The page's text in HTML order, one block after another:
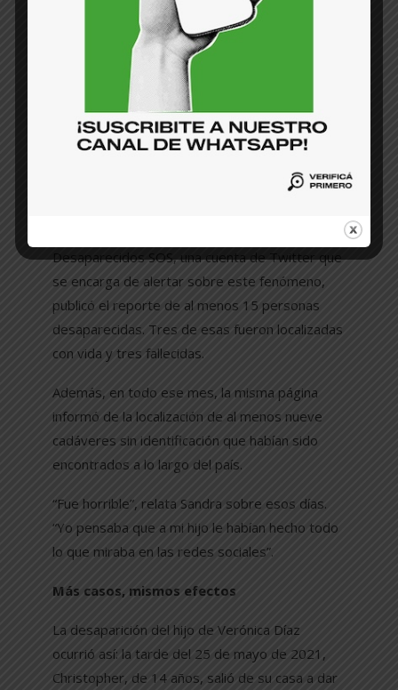
hijo, por ejemplo, nunca dejó de revisar las
redes sociales con la esperanza de encontrar
cualquier tipo de noticia del tema. “Cuando
Joshua desapareció, se soltó una ola de
desapariciones. Yo me metía a las redes de una
manera horrible y buscaba información de
Desaparecidos SOS, una cuenta de Twitter que
se encarga de alertar sobre este fenómeno,
publicó el reporte de al menos 15 personas
desaparecidas. Tres de esas fueron localizadas
con vida y tres fallecidas.
Además, en todo ese mes, la misma página
informó de la localización de al menos nueve
cadáveres sin identificación que habían sido
encontrados a lo largo del país.
“Fue horrible”, relata Sandra sobre esos días.
“Yo pensaba que a mi hijo le habían hecho todo
lo que miraba en las redes sociales”.
Más casos, mismos efectos
La desaparición del hijo de Verónica Díaz
ocurrió así: la tarde del 25 de mayo de 2021,
Christopher, de 14 años, salió de su casa a dar